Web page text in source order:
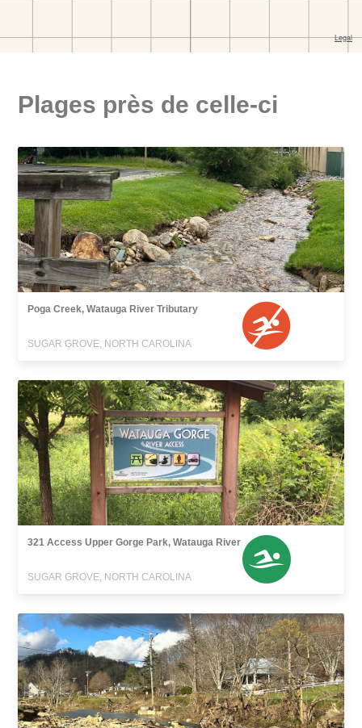
Plages près de celle-ci
Poga Creek, Watauga River Tributary
SUGAR GROVE, NORTH CAROLINA
321 Access Upper Gorge Park, Watauga River
SUGAR GROVE, NORTH CAROLINA